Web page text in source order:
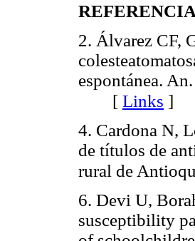
2. Álvarez CF,
espontánea.
[ Links ]
4. Cardona N,
de títulos de
rural de
6. Devi U,
susceptibility